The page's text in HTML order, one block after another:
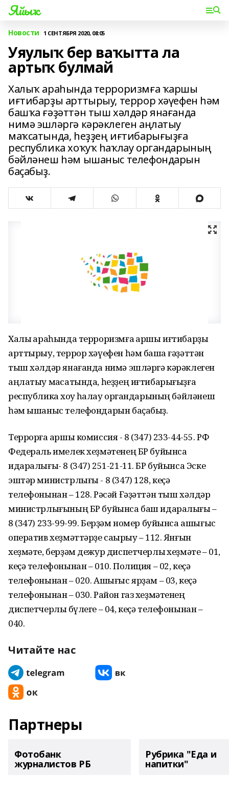
Яйыҡ
Новости 1 СЕНТЯБРЯ 2020, 08:05
Уяулыҡ бер ваҡытта ла
артыҡ булмай
Халыҡ араһында терроризмға ҡаршы
иғтибарҙы арттырыу, террор хәүефен һәм
башҡа ғәҙәттән тыш хәлдәр янағанда
нимә эшләргә кәрәклеген аңлатыу
маҡсатында, һеҙҙең иғтибарығыҙға
республика хоҡуҡ һаҡлау органдарының
бәйләнеш һәм ышаныс телефондарын
баҫабыҙ.
Халыҡ араһында терроризмға ҡаршы иғтибарҙы
арттырыу, террор хәүефен һәм башҡа ғәҙәттән
тыш хәлдәр янағанда нимә эшләргә кәрәклеген
аңлатыу маҡсатында, һеҙҙең иғтибарығыҙға
республика хоҡуҡ һаҡлау органдарының бәйләнеш
һәм ышаныс телефондарын баҫабыҙ.
Террорға ҡаршы комиссия - 8 (347) 233-44-55. РФ
Федераль имелек хеҙмәтенең БР буйынса
идаралығы- 8 (347) 251-21-11. БР буйынса Эске
эштәр министрлығы - 8 (347) 128, кеҫә
телефонынан – 128. Рәсәй Ғәҙәттән тыш хәлдәр
министрлығының БР буйынса баш идаралығы –
8 (347) 233-99-99. Берҙәм номер буйынса ашығыс
оператив хеҙмәттәрҙе саҡырыу – 112. Янғын
хеҙмәте, берҙәм дежур диспетчерлыҡ хеҙмәте – 01,
кеҫә телефонынан – 010. Полиция – 02, кеҫә
телефонынан – 020. Ашығыс ярҙам – 03, кеҫә
телефонынан – 030. Район газ хеҙмәтенең
диспетчерлыҡ бүлеге – 04, кеҫә телефонынан –
040.
Читайте нас
Партнеры
Фотобанк
журналистов РБ
Рубрика "Еда и
напитки"